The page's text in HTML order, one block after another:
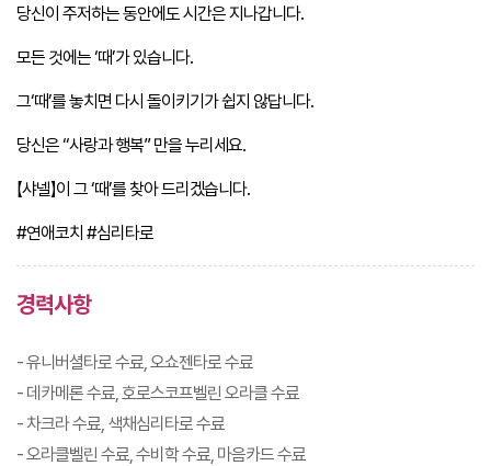
당신이 주저하는 동안에도 시간은 지나갑니다.
모든 것에는 ‘때’가 있습니다.
그‘때’를 놓치면 다시 돌이키기가 쉽지 않답니다.
당신은 “사랑과 행복” 만을 누리세요.
​【샤넬】이 그 ‘때’를 찾아 드리겠습니다.
#연애코치 #심리타로
경력사항
- 유니버셜타로 수료, 오쇼젠타로 수료
- 데카메론 수료, 호로스코프벨린 오라클 수료
- 차크라 수료, 색채심리타로 수료
- 오라클벨린 수료, 수비학 수료, 마음카드 수료